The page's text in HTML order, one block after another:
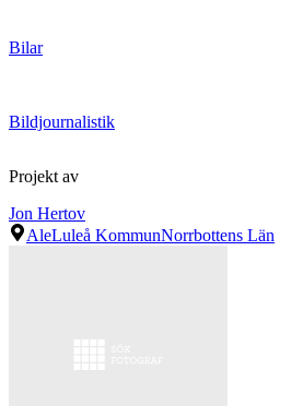
Bilar
Bildjournalistik
Projekt av
Jon Hertov
AleLuleå KommunNorrbottens Län